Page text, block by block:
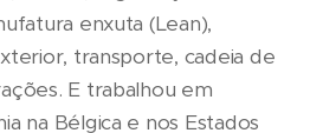
enxuta (Lean),
transporte, cadeia de
E trabalhou em
na Bélgica e nos Estados